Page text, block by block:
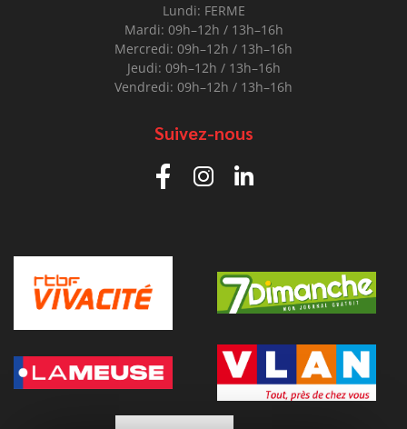
Lundi: FERME
Mardi: 09h–12h / 13h–16h
Mercredi: 09h–12h / 13h–16h
Jeudi: 09h–12h / 13h–16h
Vendredi: 09h–12h / 13h–16h
Suivez-nous